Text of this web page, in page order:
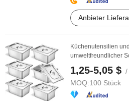
Anbieter
Küchenutensilien
umweltfreundlicher
Gastronormbehälter
1,25-5,05 $ /
MOQ:100 Stück